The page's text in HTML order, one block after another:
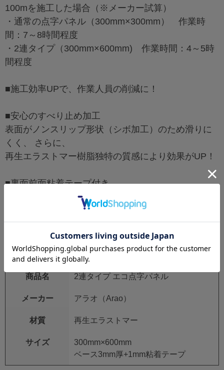
100mを施工した場合（※メーカー試算）
・通常の点字パネル（300mm×300mm） 作業時
間：7～8時間程度
・2連タイプ（300mm×600mm) 作業時間：4～5時
間程度
■施工効率UPで、作業人員の削減に！
■安心のすべり止め加工
表面がノンスリップ形状（シボ加工）のため滑りに
くく、 さらに、
再生エラストマー樹脂独特の質感により効果がUP！
■裏面前面粘着テープ付き
裏面の離型紙を剥がして貼り付け
【仕様】
点字ブロック 2連タイプ ライン（誘
導）/ポイント（警告）
商品名 2連タイプ エコ点字パネル
メーカー アラオ（Arao）
材質 再生エラストマー
サイズ
300mm×600mm
ベース3mm厚+1mm粘着テープ